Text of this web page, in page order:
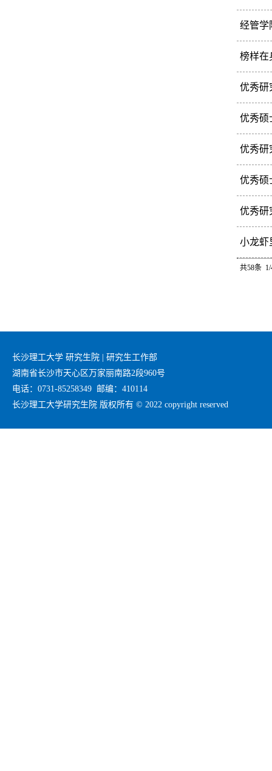
温石
经管学
2020
榜样
邹武
优秀
伍悠
优秀
曹德
优秀
张波
优秀
崔永
优秀
刘鑫
小龙虾
小龙
共58条
长沙理工大学 研究生院 | 研究生工作部
湖南省长沙市天心区万家丽南路2段960号
电话：0731-85258349 邮编：410114
长沙理工大学研究生院 版权所有 © 2022 copyright reserved